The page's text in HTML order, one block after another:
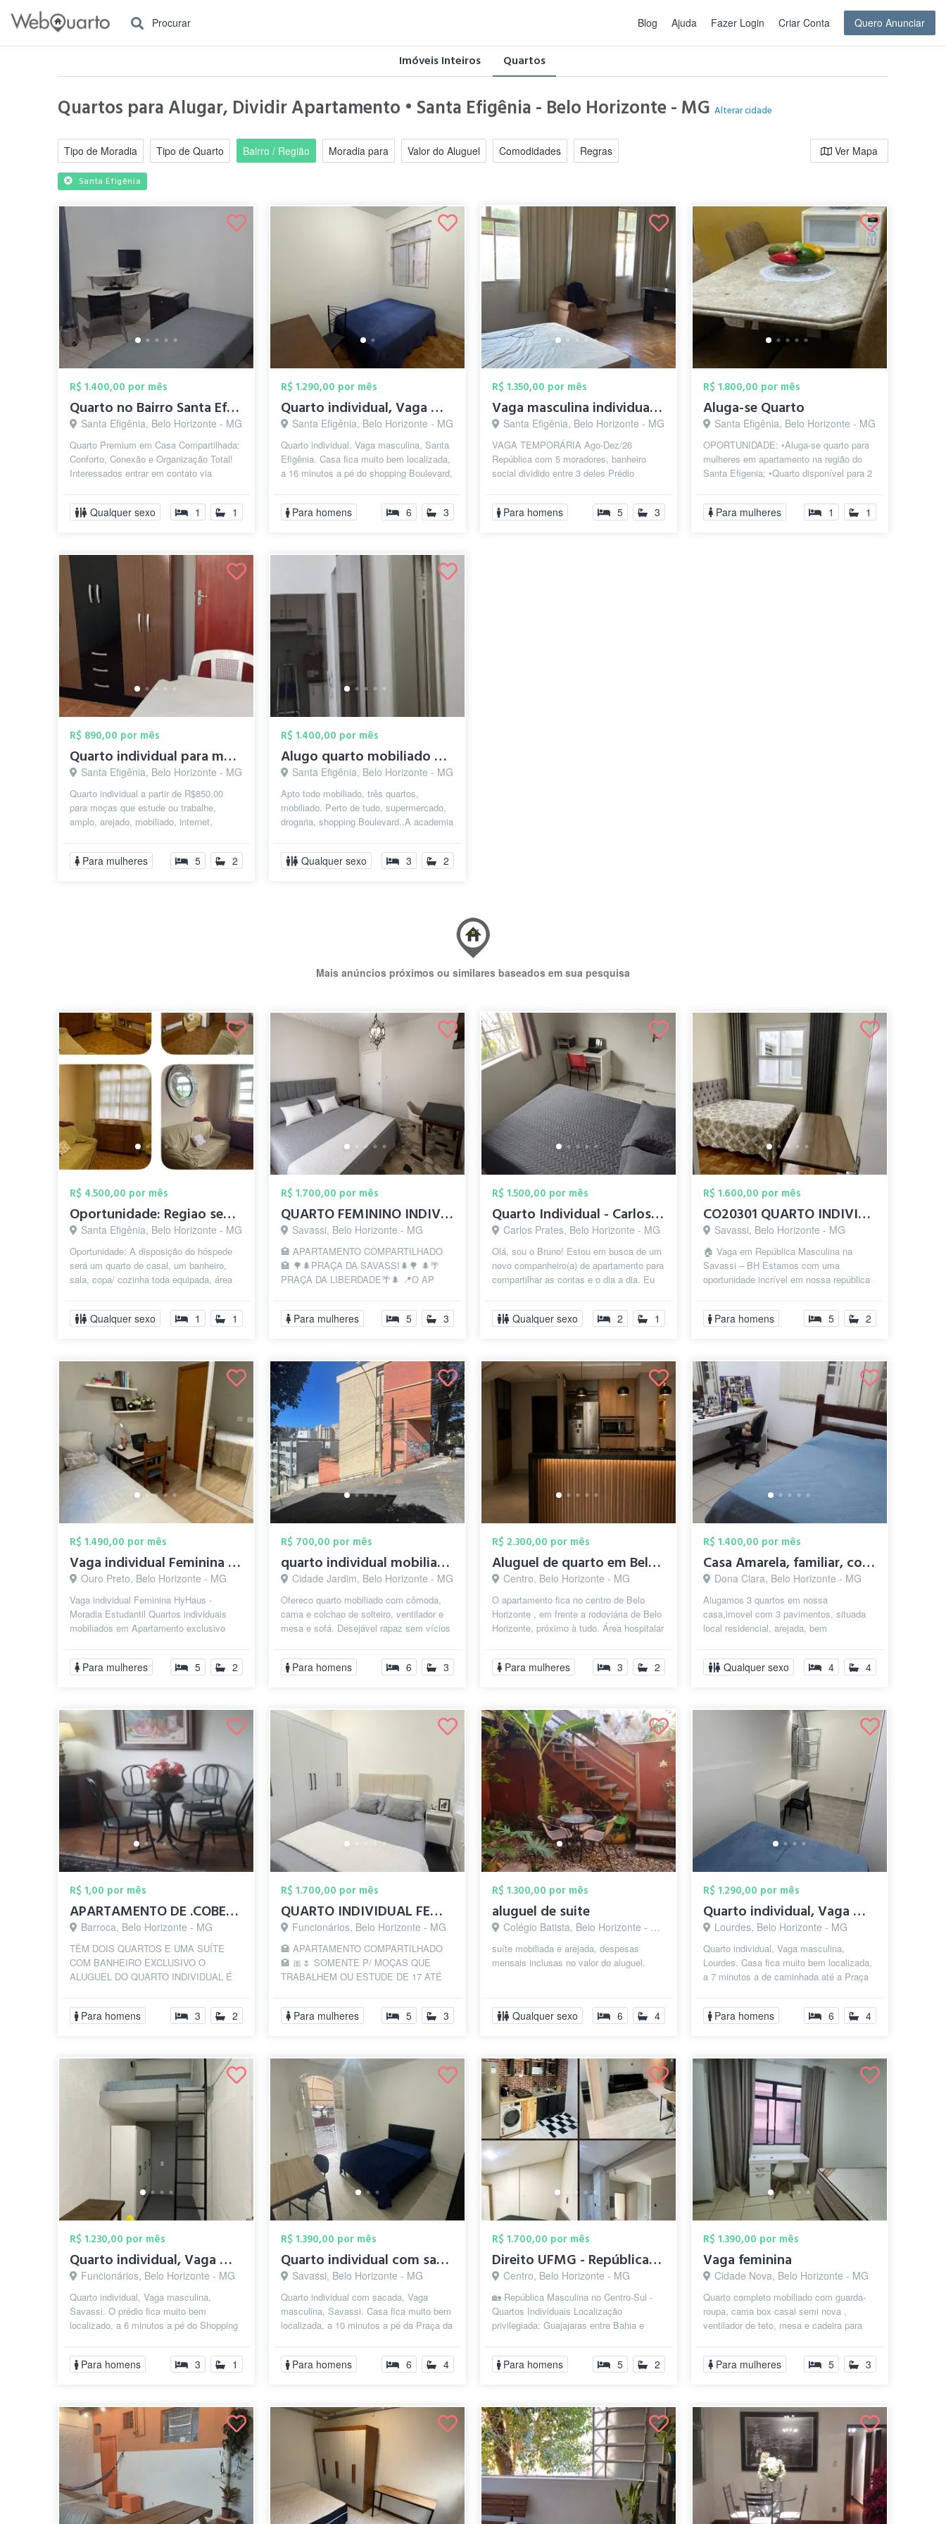
Procurar Blog Ajuda Fazer Login Criar Conta Quero Anunciar
Imóveis Inteiros Quartos
Quartos para Alugar, Dividir Apartamento • Santa Efigênia - Belo Horizonte - MGAlterar cidade
Tipo de Moradia Tipo de Quarto Bairro / Região Moradia para Valor do Aluguel Comodidades Regras Ver Mapa
Santa Efigênia
R$ 1.400,00 por mês
Quarto no Bairro Santa Efigenia Mobiliad...
Santa Efigênia, Belo Horizonte - MG
Quarto Premium em Casa Compartilhada:
Conforto, Conexão e Organização Total!
Interessados entrar em contato via
...
Qualquer sexo 1 1
R$ 1.290,00 por mês
Quarto individual, Vaga masculina, Santa...
Santa Efigênia, Belo Horizonte - MG
Quarto individual, Vaga masculina, Santa
Efigênia. Casa fica muito bem localizada,
a 16 minutos a pé do shopping Boulevard,
Para homens 6 3
R$ 1.350,00 por mês
Vaga masculina individual - Entrada Priv...
Santa Efigênia, Belo Horizonte - MG
VAGA TEMPORÁRIA Ago-Dez/26
República com 5 moradores, banheiro
social dividido entre 3 deles Prédio
faculdade de ...
Para homens 5 3
R$ 1.800,00 por mês
Aluga-se Quarto
Santa Efigênia, Belo Horizonte - MG
OPORTUNIDADE: •Aluga-se quarto para
mulheres em apartamento na região do
Santa Efigenia; •Quarto disponível para 2
Para mulheres 1 1
R$ 890,00 por mês
Quarto individual para moças
Santa Efigênia, Belo Horizonte - MG
Quarto individual a partir de R$850,00
para moças que estude ou trabalhe,
amplo, arejado, mobiliado, internet,
Para mulheres 5 2
R$ 1.400,00 por mês
Alugo quarto mobiliado R$ 1.400,00
Santa Efigênia, Belo Horizonte - MG
Apto todo mobiliado, três quartos,
mobiliado. Perto de tudo, supermercado,
drogaria, shopping Boulevard..A academia
Qualquer sexo 3 2
Mais anúncios próximos ou similares baseados em sua pesquisa
R$ 4.500,00 por mês
Oportunidade: Regiao segura, proxima a r...
Santa Efigênia, Belo Horizonte - MG
Oportunidade: A disposição do hóspede
será um quarto de casal, um banheiro,
sala, copa/ cozinha toda equipada, área
Qualquer sexo 1 1
R$ 1.700,00 por mês
QUARTO FEMININO INDIVIDUAL - PRAÇA DA S...
Savassi, Belo Horizonte - MG
🏩 APARTAMENTO COMPARTILHADO
🏩 🌳🌲PRAÇA DA SAVASSI🌲🌳 🌲🌴
PRAÇA DA LIBERDADE🌴🌲 📍O AP
bem ao lado da Praça...
Para mulheres 5 3
R$ 1.500,00 por mês
Quarto Individual - Carlos Prates
Carlos Prates, Belo Horizonte - MG
Olá, sou o Bruno! Estou em busca de um
novo companheiro(a) de apartamento para
compartilhar as contas e o dia a dia. Eu
Qualquer sexo 2 1
R$ 1.600,00 por mês
CO20301 QUARTO INDIVIDUAL C/ CAMA DE CAS...
Savassi, Belo Horizonte - MG
🏠 Vaga em República Masculina na
Savassi – BH Estamos com uma
oportunidade incrível em nossa república
Savas...
Para homens 5 2
R$ 1.490,00 por mês
Vaga individual Feminina - HyHaus Coliv...
Ouro Preto, Belo Horizonte - MG
Vaga individual Feminina HyHaus -
Moradia Estudantil Quartos individuais
mobiliados em Apartamento exclusivo
...
Para mulheres 5 2
R$ 700,00 por mês
quarto individual mobiliado só para home...
Cidade Jardim, Belo Horizonte - MG
Ofereco quarto mobiliado com cômoda,
cama e colchao de solteiro, ventilador e
mesa e sofá. Desejável rapaz sem vícios
Para homens 6 3
R$ 2.300,00 por mês
Aluguel de quarto em Belo Horizonte
Centro, Belo Horizonte - MG
O apartamento fica no centro de Belo
Horizonte , em frente a rodoviária de Belo
Horizonte, próximo à tudo. Área hospitalar
Para mulheres 3 2
R$ 1.400,00 por mês
Casa Amarela, familiar, conforto no Dona...
Dona Clara, Belo Horizonte - MG
Alugamos 3 quartos em nossa
casa,imovel com 3 pavimentos, situada
local residencial, arejada, bem
proprietarios reside...
Qualquer sexo 4 4
R$ 1,00 por mês
APARTAMENTO DE .COBERTURA NO GUTIERREZ ...
Barroca, Belo Horizonte - MG
TÊM DOIS QUARTOS E UMA SUÍTE
COM BANHEIRO EXCLUSIVO O
ALUGUEL DO QUARTO INDIVIDUAL É
R$ 1200,00/MÊS
Para homens 3 2
R$ 1.700,00 por mês
QUARTO INDIVIDUAL FEMININO 🌸 - PRAÇA DA...
Funcionários, Belo Horizonte - MG
🏩 APARTAMENTO COMPARTILHADO
🏩 🎀🌷 SOMENTE P/ MOÇAS QUE
TRABALHEM OU ESTUDE DE 17 ATÉ
ASSEMBLEIA🌲🌳 🌲🌴PRAÇA DA
LIBERD...
Para mulheres 5 3
R$ 1.300,00 por mês
aluguel de suite
Colégio Batista, Belo Horizonte - MG
suíte mobiliada e arejada, despesas
mensais inclusas no valor do aluguel.
Qualquer sexo 6 4
R$ 1.290,00 por mês
Quarto individual, Vaga masculina, Lourd...
Lourdes, Belo Horizonte - MG
Quarto individual, Vaga masculina,
Lourdes. Casa fica muito bem localizada,
a 7 minutos a de caminhada até a Praça
Para homens 6 4
R$ 1.230,00 por mês
Quarto individual, Vaga masculina, Savas...
Funcionários, Belo Horizonte - MG
Quarto individual, Vaga masculina,
Savassi. O prédio fica muito bem
localizado, a 6 minutos a pé do Shopping
Liberdade,...
Para homens 3 1
R$ 1.390,00 por mês
Quarto individual com sacada, Vaga mascu...
Savassi, Belo Horizonte - MG
Quarto individual com sacada, Vaga
masculina, Savassi. Casa fica muito bem
localizada, a 10 minutos a pé da Praça da
Para homens 6 4
R$ 1.700,00 por mês
Direito UFMG - República Masculina - Cen...
Centro, Belo Horizonte - MG
🏡 República Masculina no Centro-Sul -
Quartos Individuais Localização
privilegiada: Guajajaras entre Bahia e
Libe...
Para homens 5 2
R$ 1.390,00 por mês
Vaga feminina
Cidade Nova, Belo Horizonte - MG
Quarto completo mobiliado com guarda-
roupa, cama box casal semi nova ,
ventilador de teto, mesa e cadeira para
Para mulheres 5 3